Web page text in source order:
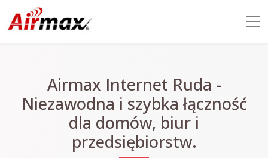
Airmax Internet Ruda -
Niezawodna i szybka łączność
dla domów, biur i
przedsiębiorstw.